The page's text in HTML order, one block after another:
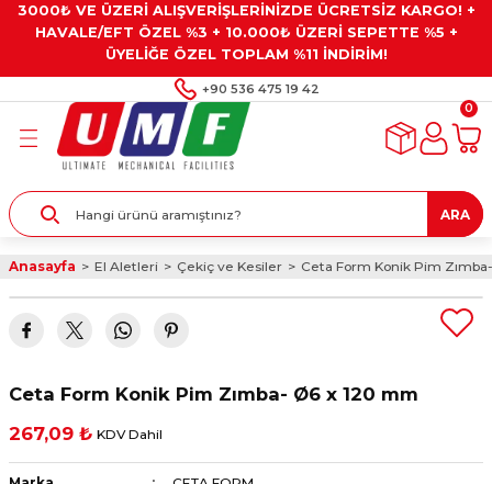
3000₺ VE ÜZERİ ALIŞVERİŞLERİNİZDE ÜCRETSİZ KARGO! +
HAVALE/EFT ÖZEL %3 + 10.000₺ ÜZERİ SEPETTE %5 +
ÜYELİĞE ÖZEL TOPLAM %11 İNDİRİM!
+90 536 475 19 42
Geri Dön
Geri Dön
Geri Dön
Gresler
Geri Dön
ve Alet Setleri
ve Multimetreler
Geri Dön
Taşları ve
ARA
0
Anasayfa El Aletleri Çekiç ve Kesiler Ceta Form Konik Pim
Ceta Form Konik Pim Zımba- Ø6 x 120 mm
267,09 ₺ KDV Dahil